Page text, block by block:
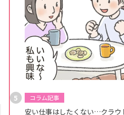
コラム記事
安い仕事はしたくない…クラウ